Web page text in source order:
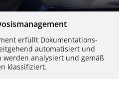
erfüllt Dokumentations-
automatisiert und
werden analysiert und gemäß
klassifiziert.